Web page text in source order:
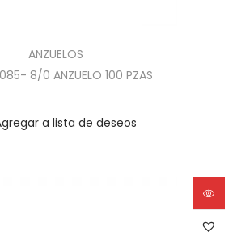
ANZUELOS
8/0 ANZUELO 100 PZAS
a lista de deseos